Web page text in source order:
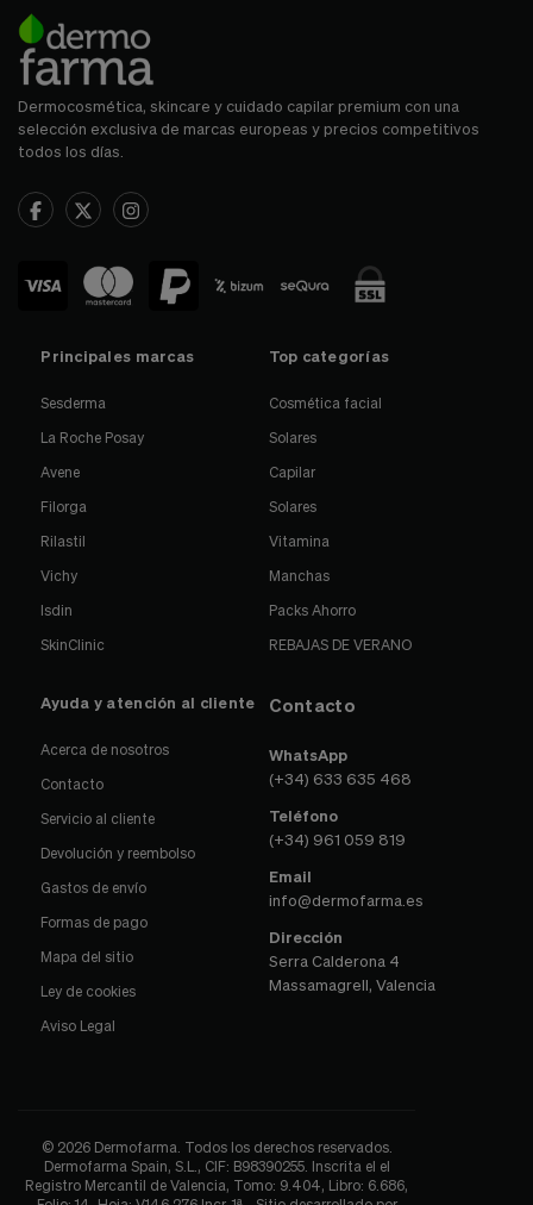
Dermocosmética, skincare y cuidado capilar premium con una
selección exclusiva de marcas europeas y precios competitivos
todos los días.
Principales marcas
Sesderma
La Roche Posay
Avene
Filorga
Rilastil
Vichy
Isdin
SkinClinic
Top categorías
Cosmética facial
Solares
Capilar
Solares
Vitamina
Manchas
Packs Ahorro
REBAJAS DE VERANO
Ayuda y atención al cliente
Acerca de nosotros
Contacto
Servicio al cliente
Devolución y reembolso
Gastos de envío
Formas de pago
Mapa del sitio
Ley de cookies
Aviso Legal
Contacto
WhatsApp
(+34) 633 635 468
Teléfono
(+34) 961 059 819
Email
info@dermofarma.es
Dirección
Serra Calderona 4
Massamagrell, Valencia
© 2026 Dermofarma. Todos los derechos reservados.
Dermofarma Spain, S.L., CIF: B98390255. Inscrita el el
Registro Mercantil de Valencia, Tomo: 9.404, Libro: 6.686,